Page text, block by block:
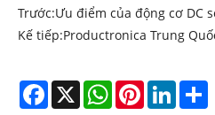
Trước:Ưu điểm của động cơ DC
Kế tiếp:Productronica Trung
Facebook
X WhatsAppPinterest